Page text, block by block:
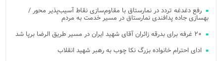
رفع دغدغه تردد در نمارستاق با مقاوم‌سازی نقاط آسیب‌پذیر محور /
بهسازی جاده پدافندی نمارستاق در مسیر خدمت به مردم
۲۰ غرفه برای بدرقه زائران آقای شهید ایران در مسیر طریق الرضا برپا شد
ادای احترام خانواده بزرگ نکا چوب به رهبر شهید انقلاب